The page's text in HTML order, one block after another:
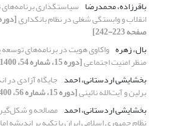
باقرزاده، محمدرضا سیاستگذاری
انقلاب و وابستگی شغلی در نظام بانکداری
صفحه 223-242]
بال، زهره واکاوی هویت در برنامه‌های توسعه
منظر امنیت اجتماعی[دوره 15، شماره 54، 1400، صفحه 323-344]
بخشایشی اردستانی، احمد جایگاه آزادی در
برلین و آیت‌الله نائینی[دوره 15، شماره 56، 1400، صفحه 339-356]
بخشایشی اردستانی، احمد مصالحه و
نظام جمهوری اسلامی ایران با تکیه بر اندیشه